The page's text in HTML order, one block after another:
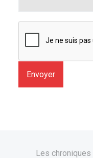
Envoyer
Les